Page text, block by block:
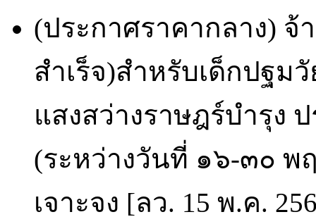
(ประกาศราคากลาง) จ้
สำเร็จ)สำหรับเด็กปฐ
แสงสว่างราษฎร์บำรุง
(ระหว่างวันที่ ๑๖-๓๐
เจาะจง [ลว. 15 พ.ค.